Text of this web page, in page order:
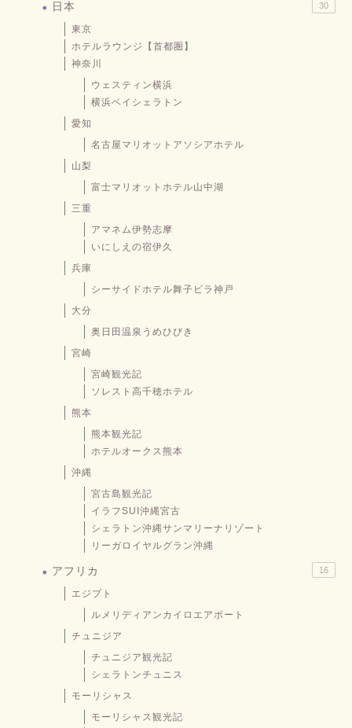
日本 30
東京
ホテルラウンジ【首都圏】
神奈川
ウェスティン横浜
横浜ベイシェラトン
愛知
名古屋マリオットアソシアホテル
山梨
富士マリオットホテル山中湖
三重
アマネム伊勢志摩
いにしえの宿伊久
兵庫
シーサイドホテル舞子ビラ神戸
大分
奥日田温泉うめひびき
宮崎
宮崎観光記
ソレスト高千穂ホテル
熊本
熊本観光記
ホテルオークス熊本
沖縄
宮古島観光記
イラフSUI沖縄宮古
シェラトン沖縄サンマリーナリゾート
リーガロイヤルグラン沖縄
アフリカ 16
エジプト
ルメリディアンカイロエアポート
チュニジア
チュニジア観光記
シェラトンチュニス
モーリシャス
モーリシャス観光記